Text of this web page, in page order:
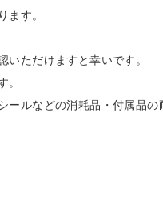
ます。
ただけますと幸いです。
。
ルなどの消耗品・付属品の